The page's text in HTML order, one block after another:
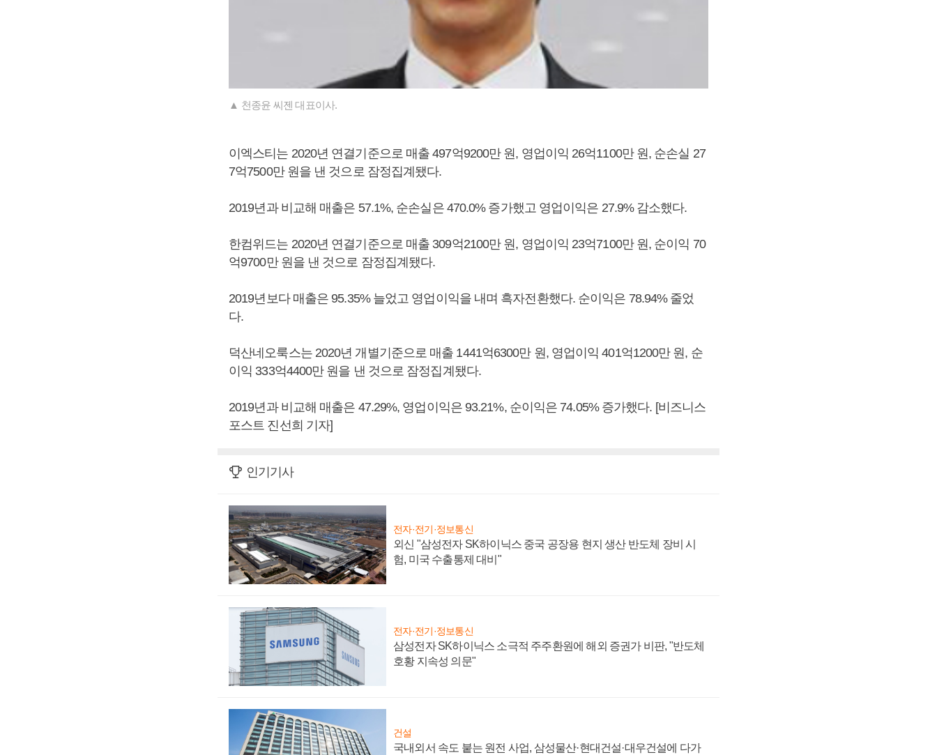
▲ 천종윤 씨젠 대표이사.
이엑스티는 2020년 연결기준으로 매출 497억9200만 원, 영업이익 26억1100만 원, 순손실 27
7억7500만 원을 낸 것으로 잠정집계됐다.
2019년과 비교해 매출은 57.1%, 순손실은 470.0% 증가했고 영업이익은 27.9% 감소했다.
한컴위드는 2020년 연결기준으로 매출 309억2100만 원, 영업이익 23억7100만 원, 순이익 70
억9700만 원을 낸 것으로 잠정집계됐다.
2019년보다 매출은 95.35% 늘었고 영업이익을 내며 흑자전환했다. 순이익은 78.94% 줄었
다.
덕산네오룩스는 2020년 개별기준으로 매출 1441억6300만 원, 영업이익 401억1200만 원, 순
이익 333억4400만 원을 낸 것으로 잠정집계됐다.
2019년과 비교해 매출은 47.29%, 영업이익은 93.21%, 순이익은 74.05% 증가했다. [비즈니스
포스트 진선희 기자]
인기기사
전자·전기·정보통신
외신 "삼성전자 SK하이닉스 중국 공장용 현지 생산 반도체 장비 시
험, 미국 수출통제 대비"
전자·전기·정보통신
삼성전자 SK하이닉스 소극적 주주환원에 해외 증권가 비판, "반도체
호황 지속성 의문"
건설
국내외서 속도 붙는 원전 사업, 삼성물산·현대건설·대우건설에 다가